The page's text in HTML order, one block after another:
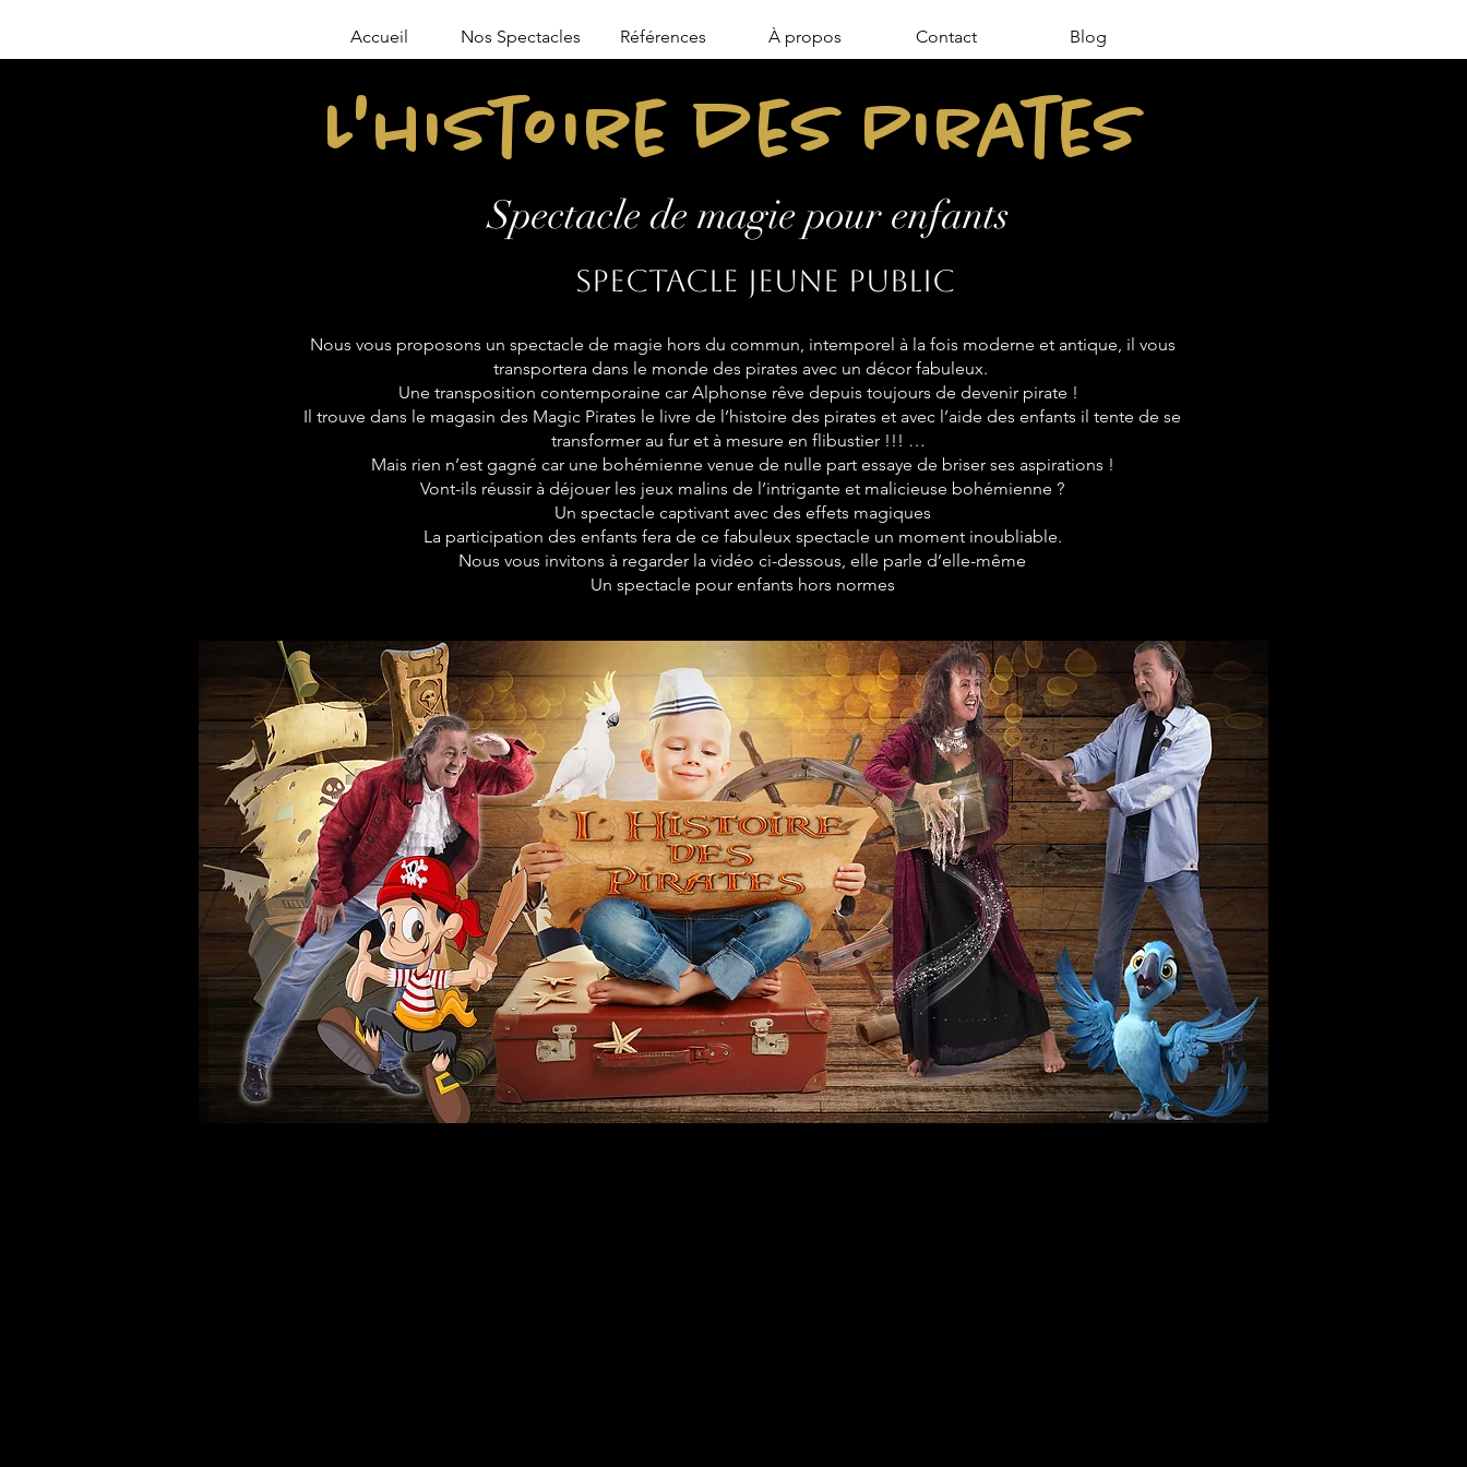
Accueil Nos Spectacles Références À propos Contact Blog
L'histoire des Pirates
Spectacle de magie pour enfants
Spectacle jeune public
Nous vous proposons un spectacle de magie hors du commun, intemporel à la fois moderne et antique, il vous
transportera dans le monde des pirates avec un décor fabuleux.
Une transposition contemporaine car Alphonse rêve depuis toujours de devenir pirate !
Il trouve dans le magasin des Magic Pirates le livre de l’histoire des pirates et avec l’aide des enfants il tente de se
transformer au fur et à mesure en flibustier !!! …
Mais rien n’est gagné car une bohémienne venue de nulle part essaye de briser ses aspirations !
Vont-ils réussir à déjouer les jeux malins de l’intrigante et malicieuse bohémienne ?
Un spectacle captivant avec des effets magiques
La participation des enfants fera de ce fabuleux spectacle un moment inoubliable.
Nous vous invitons à regarder la vidéo ci-dessous, elle parle d’elle-même
Un spectacle pour enfants hors normes